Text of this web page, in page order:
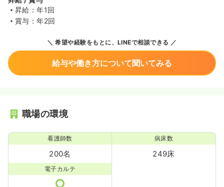
昇給：年1回
賞与：年2回
希望や経験をもとに、LINEで相談できる
給与や働き方について聞いてみる
職場の環境
看護師数
200名
病床数
249床
電子カルテ